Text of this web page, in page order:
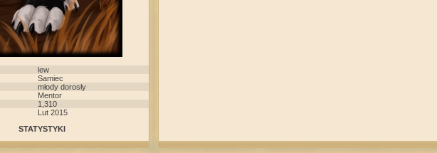
lew
Samiec
młody dorosły
Mentor
1,310
Lut 2015
STATYSTYKI